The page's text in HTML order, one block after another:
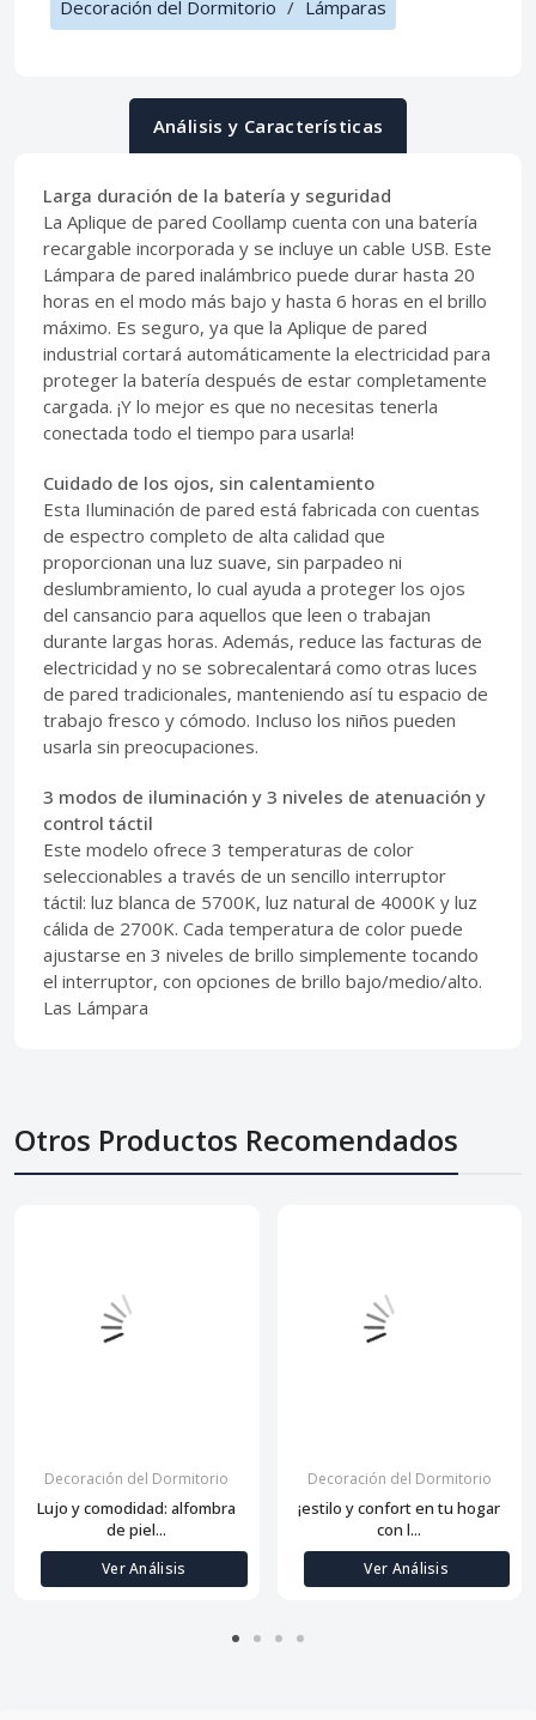
Decoración del Dormitorio / Lámparas
Análisis y Características
Larga duración de la batería y seguridad
La Aplique de pared Coollamp cuenta con una batería
recargable incorporada y se incluye un cable USB. Este
Lámpara de pared inalámbrico puede durar hasta 20
horas en el modo más bajo y hasta 6 horas en el brillo
máximo. Es seguro, ya que la Aplique de pared
industrial cortará automáticamente la electricidad para
proteger la batería después de estar completamente
cargada. ¡Y lo mejor es que no necesitas tenerla
conectada todo el tiempo para usarla!
Cuidado de los ojos, sin calentamiento
Esta Iluminación de pared está fabricada con cuentas
de espectro completo de alta calidad que
proporcionan una luz suave, sin parpadeo ni
deslumbramiento, lo cual ayuda a proteger los ojos
del cansancio para aquellos que leen o trabajan
durante largas horas. Además, reduce las facturas de
electricidad y no se sobrecalentará como otras luces
de pared tradicionales, manteniendo así tu espacio de
trabajo fresco y cómodo. Incluso los niños pueden
usarla sin preocupaciones.
3 modos de iluminación y 3 niveles de atenuación y
control táctil
Este modelo ofrece 3 temperaturas de color
seleccionables a través de un sencillo interruptor
táctil: luz blanca de 5700K, luz natural de 4000K y luz
cálida de 2700K. Cada temperatura de color puede
ajustarse en 3 niveles de brillo simplemente tocando
el interruptor, con opciones de brillo bajo/medio/alto.
Las Lámpara
Otros Productos Recomendados
Decoración del Dormitorio
Lujo y comodidad: alfombra
de piel...
Ver Análisis
Decoración del Dormitorio
¡estilo y confort en tu hogar
con l...
Ver Análisis